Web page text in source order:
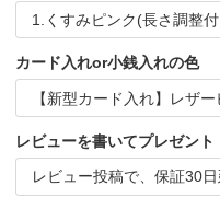
カード入れor小銭入れの色
レビューを書いてプレゼント